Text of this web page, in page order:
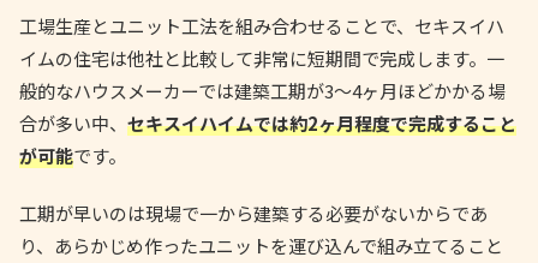
工場生産とユニット工法を組み合わせることで、セキスイハ
イムの住宅は他社と比較して非常に短期間で完成します。一
般的なハウスメーカーでは建築工期が3〜4ヶ月ほどかかる場
合が多い中、 セキスイハイムでは約2ヶ月程度で完成すること
が可能です。
工期が早いのは現場で一から建築する必要がないからであ
り、あらかじめ作ったユニットを運び込んで組み立てること